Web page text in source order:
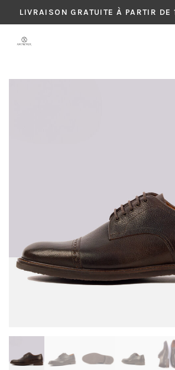
LIVRAISON GRATUITE À PARTIR